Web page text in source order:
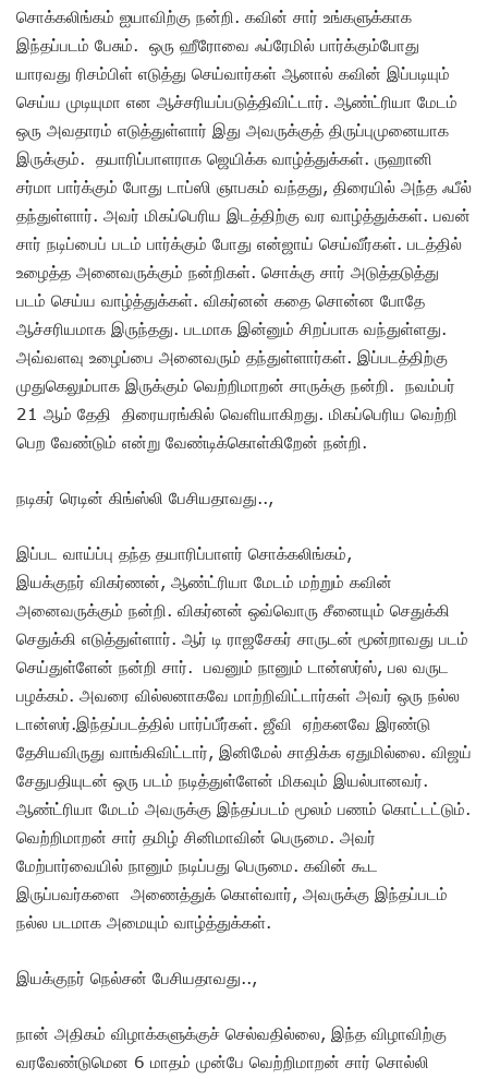
சொக்கலிங்கம் ஐயாவிற்கு நன்றி. கவின் சார் உங்களுக்காக
இந்தப்படம் பேசும். ஒரு ஹீரோவை ஃப்ரேமில் பார்க்கும்போது
யாரவது ரிசம்பிள் எடுத்து செய்வார்கள் ஆனால் கவின் இப்படியும்
செய்ய முடியுமா என ஆச்சரியப்படுத்திவிட்டார். ஆண்ட்ரியா மேடம்
ஒரு அவதாரம் எடுத்துள்ளார் இது அவருக்குத் திருப்புமுனையாக
இருக்கும். தயாரிப்பாளராக ஜெயிக்க வாழ்த்துக்கள். ருஹானி
சர்மா பார்க்கும் போது டாப்ஸி ஞாபகம் வந்தது, திரையில் அந்த ஃபீல்
தந்துள்ளார். அவர் மிகப்பெரிய இடத்திற்கு வர வாழ்த்துக்கள். பவன்
சார் நடிப்பைப் படம் பார்க்கும் போது என்ஜாய் செய்வீர்கள். படத்தில்
உழைத்த அனைவருக்கும் நன்றிகள். சொக்கு சார் அடுத்தடுத்து
படம் செய்ய வாழ்த்துக்கள். விகர்னன் கதை சொன்ன போதே
ஆச்சரியமாக இருந்தது. படமாக இன்னும் சிறப்பாக வந்துள்ளது.
அவ்வளவு உழைப்பை அனைவரும் தந்துள்ளார்கள். இப்படத்திற்கு
முதுகெலும்பாக இருக்கும் வெற்றிமாறன் சாருக்கு நன்றி. நவம்பர்
21 ஆம் தேதி திரையரங்கில் வெளியாகிறது. மிகப்பெரிய வெற்றி
பெற வேண்டும் என்று வேண்டிக்கொள்கிறேன் நன்றி.
நடிகர் ரெடின் கிங்ஸ்லி பேசியதாவது..,
இப்பட வாய்ப்பு தந்த தயாரிப்பாளர் சொக்கலிங்கம்,
இயக்குநர் விகர்ணன், ஆண்ட்ரியா மேடம் மற்றும் கவின்
அனைவருக்கும் நன்றி. விகர்னன் ஒவ்வொரு சீனையும் செதுக்கி
செதுக்கி எடுத்துள்ளார். ஆர் டி ராஜசேகர் சாருடன் மூன்றாவது படம்
செய்துள்ளேன் நன்றி சார். பவனும் நானும் டான்ஸர்ஸ், பல வருட
பழக்கம். அவரை வில்லனாகவே மாற்றிவிட்டார்கள் அவர் ஒரு நல்ல
டான்ஸர்.இந்தப்படத்தில் பார்ப்பீர்கள். ஜீவி ஏற்கனவே இரண்டு
தேசியவிருது வாங்கிவிட்டார், இனிமேல் சாதிக்க ஏதுமில்லை. விஜய்
சேதுபதியுடன் ஒரு படம் நடித்துள்ளேன் மிகவும் இயல்பானவர்.
ஆண்ட்ரியா மேடம் அவருக்கு இந்தப்படம் மூலம் பணம் கொட்டட்டும்.
வெற்றிமாறன் சார் தமிழ் சினிமாவின் பெருமை. அவர்
மேற்பார்வையில் நானும் நடிப்பது பெருமை. கவின் கூட
இருப்பவர்களை அணைத்துக் கொள்வார், அவருக்கு இந்தப்படம்
நல்ல படமாக அமையும் வாழ்த்துக்கள்.
இயக்குநர் நெல்சன் பேசியதாவது..,
நான் அதிகம் விழாக்களுக்குச் செல்வதில்லை, இந்த விழாவிற்கு
வரவேண்டுமென 6 மாதம் முன்பே வெற்றிமாறன் சார் சொல்லி